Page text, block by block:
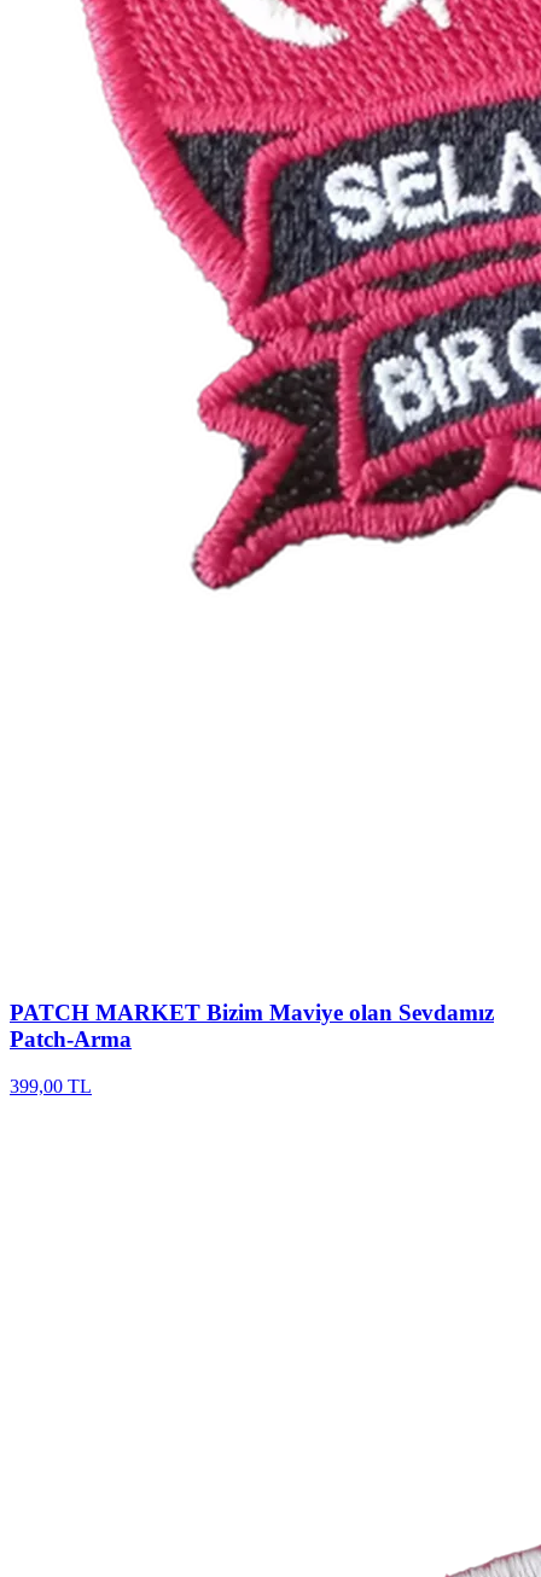
PATCH MARKET Bizim Maviye olan Sevdamız
Patch-Arma
399,00 TL